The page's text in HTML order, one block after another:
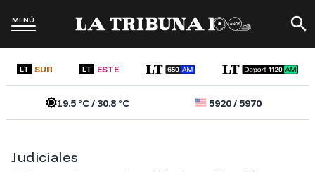
MENÚ
LT SUR LT ESTE
19.5°C /30.8°C 5920/5970
Judiciales